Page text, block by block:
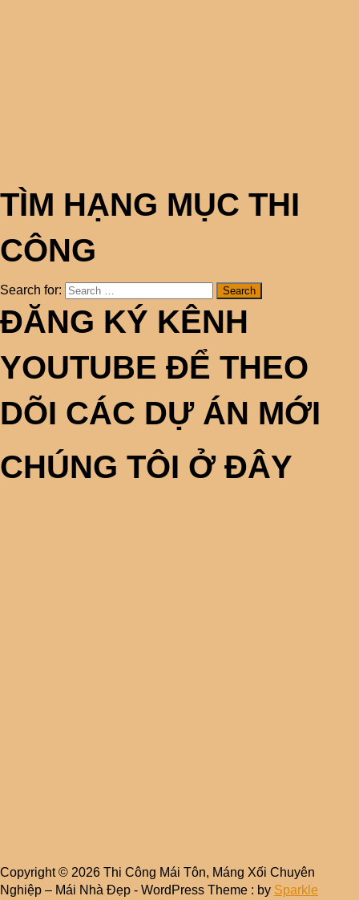
TÌM HẠNG MỤC THI
CÔNG
Search for:
ĐĂNG KÝ KÊNH
YOUTUBE ĐỂ THEO
DÕI CÁC DỰ ÁN MỚI
CHÚNG TÔI Ở ĐÂY
Copyright © 2026 Thi Công Mái Tôn, Máng Xối Chuyên
Nghiệp – Mái Nhà Đẹp - WordPress Theme : by Sparkle